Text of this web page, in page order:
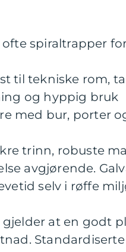
spiraltrapper
til tekniske rom,
og hyppig bruk
med bur, porter
trinn, robuste
avgjørende.
selv i røffe
at en godt